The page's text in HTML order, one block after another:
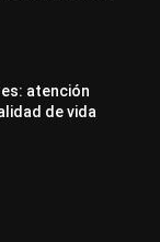
atención
de vida